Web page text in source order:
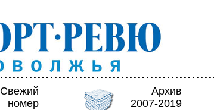
Свежий
номер
Архив
2007-2019